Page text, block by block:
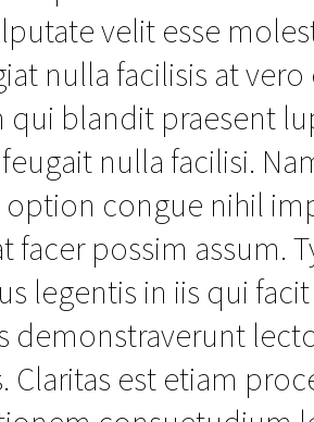
velit esse
nulla facilisis at
blandit praesent
nulla facilisi.
congue nihil
facer possim assum.
legentis in iis qui
demonstraverunt
Claritas est etiam